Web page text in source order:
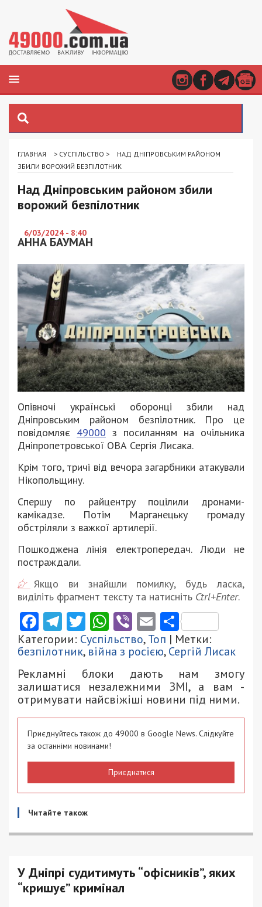
ГЛАВНАЯ > СУСПІЛЬСТВО >
НАД ДНІПРОВСЬКИМ РАЙОНОМ
ЗБИЛИ ВОРОЖИЙ БЕЗПІЛОТНИК
Над Дніпровським районом збили
ворожий безпілотник
6/03/2024 - 8:40
АННА БАУМАН
Опівночі українські оборонці збили над
Дніпровським районом безпілотник. Про це
повідомляє 49000 з посиланням на очільника
Дніпропетровської ОВА Сергія Лисака.
Крім того, тричі від вечора загарбники атакували
Нікопольщину.
Спершу по райцентру поцілили дронами-
камікадзе. Потім Марганецьку громаду
обстріляли з важкої артилерії.
Пошкоджена лінія електропередач. Люди не
постраждали.
Якщо ви знайшли помилку, будь ласка,
виділіть фрагмент тексту та натисніть Ctrl+Enter.
Facebook
Telegram
Twitter
WhatsApp
ViberEmail
Категории: Суспільство,Топ | Метки:
безпілотник, війна з росією,Сергій Лисак
Рекламні блоки дають нам змогу
залишатися незалежними ЗМІ, а вам -
отримувати найсвіжіші новини під ними.
Приєднуйтесь також до 49000 в Google News. Слідкуйте
за останніми новинами!
Приєднатися
Читайте також
У Дніпрі судитимуть “офісників”, яких
“кришує” кримінал